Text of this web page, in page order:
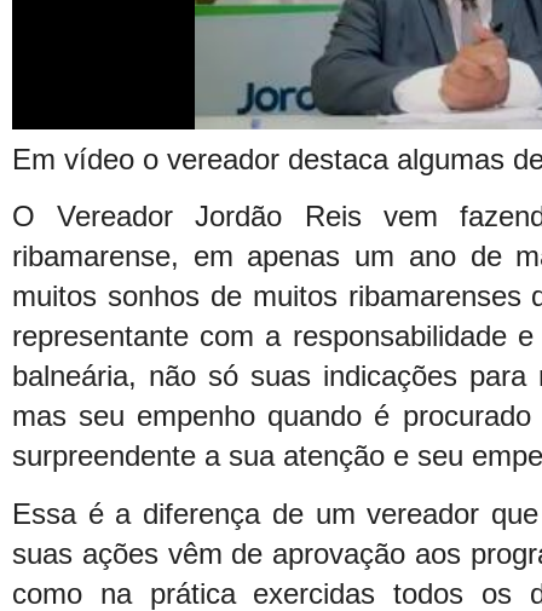
Em vídeo o vereador destaca algumas
O Vereador Jordão Reis vem
ribamarense, em apenas um ano de
muitos sonhos de muitos ribamarenses
representante com a responsabilidade
balneária, não só suas indicações
mas seu empenho quando é
surpreendente a sua atenção e seu
Essa é a diferença de um vereador
suas ações vêm de aprovação aos
como na prática exercidas todos os